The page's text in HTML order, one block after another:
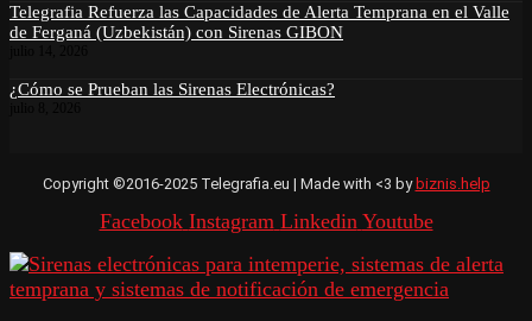
Telegrafia Refuerza las Capacidades de Alerta Temprana en el Valle
de Ferganá (Uzbekistán) con Sirenas GIBON
¿Cómo se Prueban las Sirenas Electrónicas?
Copyright ©2016-2025 Telegrafia.eu | Made with <3 bybiznis.help
Facebook Instagram Linkedin Youtube